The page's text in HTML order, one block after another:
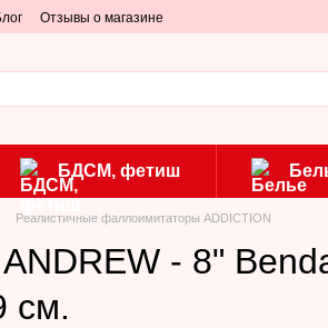
Отзывы о магазине
БДСМ, фетиш
Реалистичные фаллоимитаторы ADDICTION
- 8"
см.